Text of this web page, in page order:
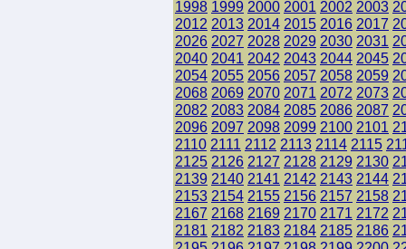
1998 1999 2000 2001 2002 2003
2012 2013 2014 2015 2016 2017
2026 2027 2028 2029 2030 2031
2040 2041 2042 2043 2044 2045
2054 2055 2056 2057 2058 2059
2068 2069 2070 2071 2072 2073
2082 2083 2084 2085 2086 2087
2096 2097 2098 2099 2100 2101
2110 2111 2112 2113 2114 2115
2125 2126 2127 2128 2129 2130
2139 2140 2141 2142 2143 2144
2153 2154 2155 2156 2157 2158
2167 2168 2169 2170 2171 2172
2181 2182 2183 2184 2185 2186